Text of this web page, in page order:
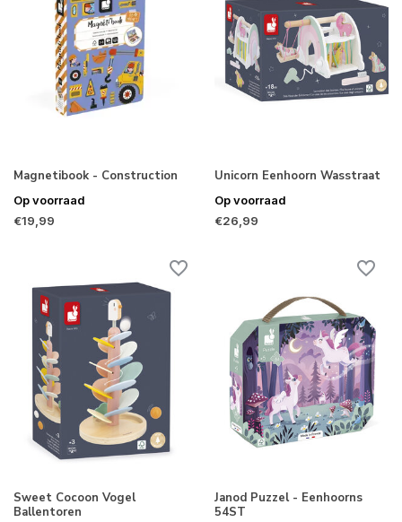
Magnetibook - Construction
Op voorraad
€19,99
Unicorn Eenhoorn Wasstraat
Op voorraad
€26,99
Sweet Cocoon Vogel
Ballentoren
Janod Puzzel - Eenhoorns
54ST